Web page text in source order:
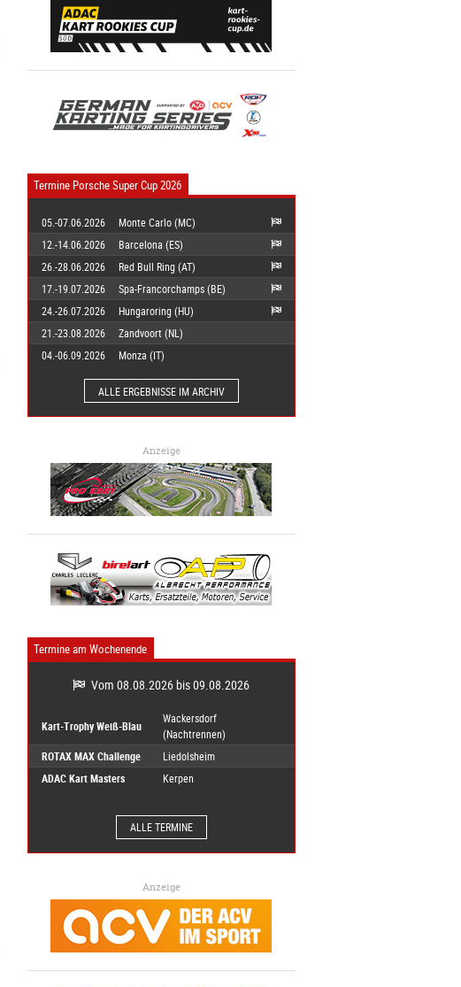
Termine Porsche Super Cup 2026
05.-07.06.2026
Monte Carlo (MC)
12.-14.06.2026
Barcelona (ES)
26.-28.06.2026
Red Bull Ring (AT)
17.-19.07.2026
Spa-Francorchamps (BE)
24.-26.07.2026
Hungaroring (HU)
21.-23.08.2026
Zandvoort (NL)
04.-06.09.2026
Monza (IT)
ALLE ERGEBNISSE IM ARCHIV
Anzeige
Termine am Wochenende
Vom 08.08.2026 bis 09.08.2026
Kart-Trophy Weiß-Blau
Wackersdorf
(Nachtrennen)
ROTAX MAX Challenge
Liedolsheim
ADAC Kart Masters
Kerpen
ALLE TERMINE
Anzeige